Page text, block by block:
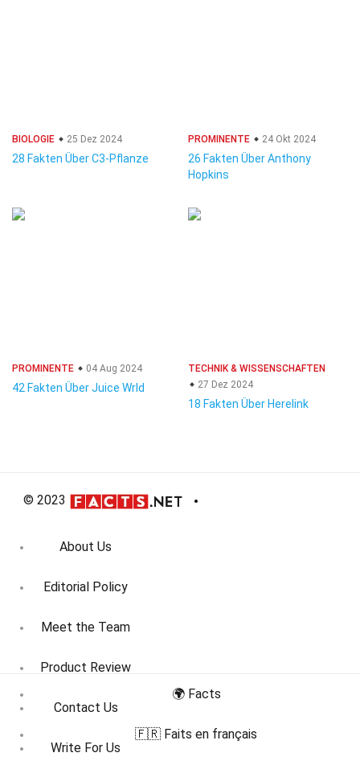
BIOLOGIE 25 Dez 2024
28 Fakten Über C3-Pflanze
PROMINENTE 24 Okt 2024
26 Fakten Über Anthony
Hopkins
PROMINENTE 04 Aug 2024
42 Fakten Über Juice Wrld
TECHNIK & WISSENSCHAFTEN
27 Dez 2024
18 Fakten Über Herelink
© 2023
About Us
Editorial Policy
Meet the Team
Product Review
Contact Us
Write For Us
🌍 Facts
🇫🇷 Faits en français